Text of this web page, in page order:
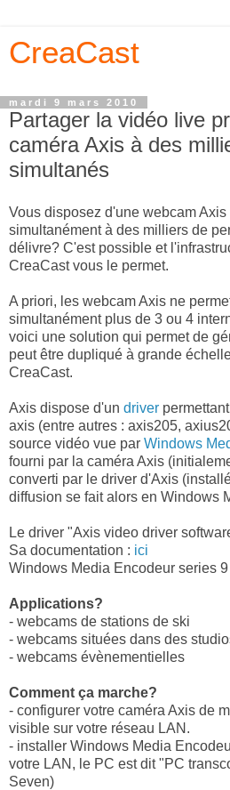
CreaCast
mardi 9 mars 2010
Partager la vidéo live
caméra Axis à des
simultanés
Vous disposez d'une webcam
simultanément à des milliers de
délivre? C'est possible et
CreaCast vous le permet.
A priori, les webcam Axis ne
simultanément plus de 3 ou 4
voici une solution qui permet de
peut être dupliqué à grande
CreaCast.
Axis dispose d'un driver
axis (entre autres : axis205,
source vidéo vue par Windows
fourni par la caméra Axis
converti par le driver d'Axis
diffusion se fait alors en Windows
Le driver "Axis video driver
Sa documentation : ici
Windows Media Encodeur series
Applications?
- webcams de stations de ski
- webcams situées dans des
- webcams évènementielles
Comment ça marche?
- configurer votre caméra Axis de
visible sur votre réseau LAN.
- installer Windows Media
votre LAN, le PC est dit "PC
Seven)